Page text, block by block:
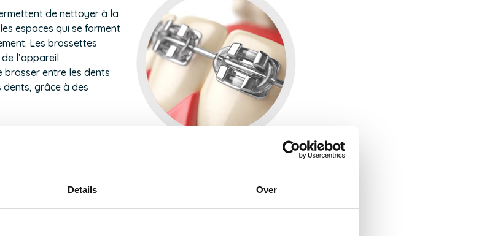
Details Over
de nettoyer à la
espaces qui se forment
Les brossettes
l’appareil
brosser entre les dents
grâce à des
Diastèmes
Parfois, certaines dents ne sont pas parfaitement serrées